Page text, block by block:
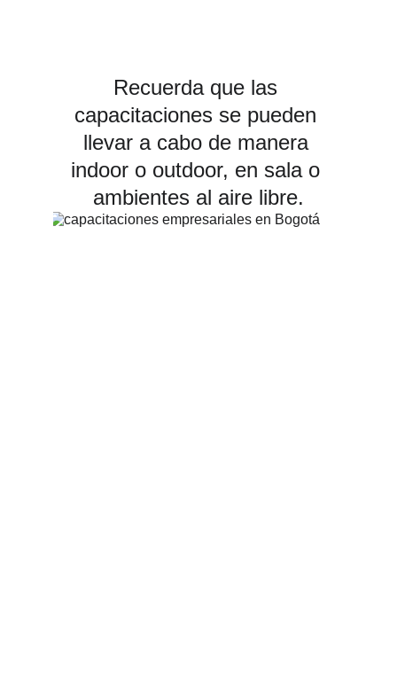
Recuerda que las
capacitaciones se pueden
llevar a cabo de manera
indoor o outdoor, en sala o
ambientes al aire libre.